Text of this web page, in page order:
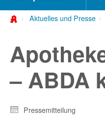
zur
zum
Inhalt
Suche
Aktuelles und Presse
– ABDA
Pressemitteilung